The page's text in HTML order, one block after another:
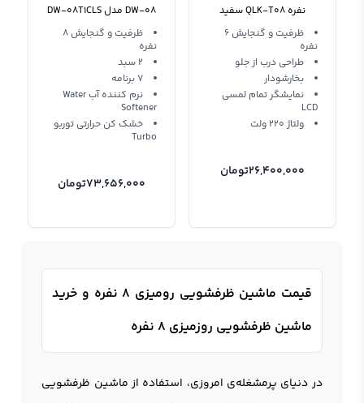
نفره QLK-T08 سفید
ظرفیت و گنجایش 6
نفرە
طراحی درب از جلو
بخارشودار
نمایشگر تمام لمسی
LCD
ولتاژ 220 ولت
26,400,000تومان
DW-08 مدل DW-08T1CLS
رومیزی
ظرفیت و گنجایش 8
نفره
2 سبد
7 برنامه
نرم کننده آب Water
Softener
خشک کن حرارتی توربو
Turbo
73,656,000تومان
قیمت ماشین ظرفشویی رومیزی 8 نفره و خرید
ماشین ظرفشویی روزمیزی 8 نفره
در دنیای پرمشغله‌ی امروزی، استفاده از ماشین ظرفشویی